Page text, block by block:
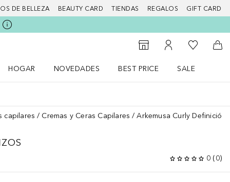
DE BELLEZA BEAUTY CARD TIENDAS REGALOS GIFT CARD
Al Storefinder
Mi cuenta
Mi lista de
A
HOGAR
NOVEDADES
BEST PRICE
SALE
capilares Cremas y Ceras Capilares Arkemusa Curly Definición
0 (0)